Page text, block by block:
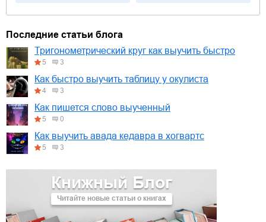
Книжный Блог
Читайте новые статьи о книгах
Последние статьи блога
Тригонометрический круг как выучить быстро
5 3
Как быстро выучить таблицу у окулиста
4 3
Как пишется слово выученный
5 0
Как выучить авада кедавра в хогвартс
5 3